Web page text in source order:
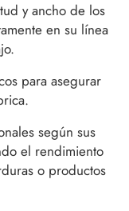
y ancho de los
en su línea
para asegurar
según sus
el rendimiento
o productos